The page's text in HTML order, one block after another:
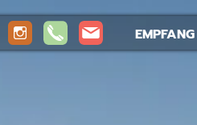
EMPFANG